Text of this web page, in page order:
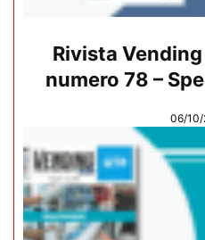
Rivista
numero 78 –
06/